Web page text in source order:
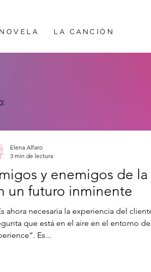
LA CANCIÓN
y enemigos de
un futuro inminente
ahora necesaria la experiencia del
que está en el aire en el entorno
Es...
Elena Alfaro
3 min de lectura